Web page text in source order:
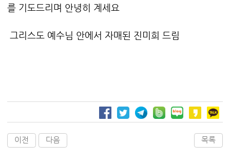
를 기도드리며 안녕히 계세요
그리스도 예수님 안에서 자매된 진미희 드림
이전 다음 목록